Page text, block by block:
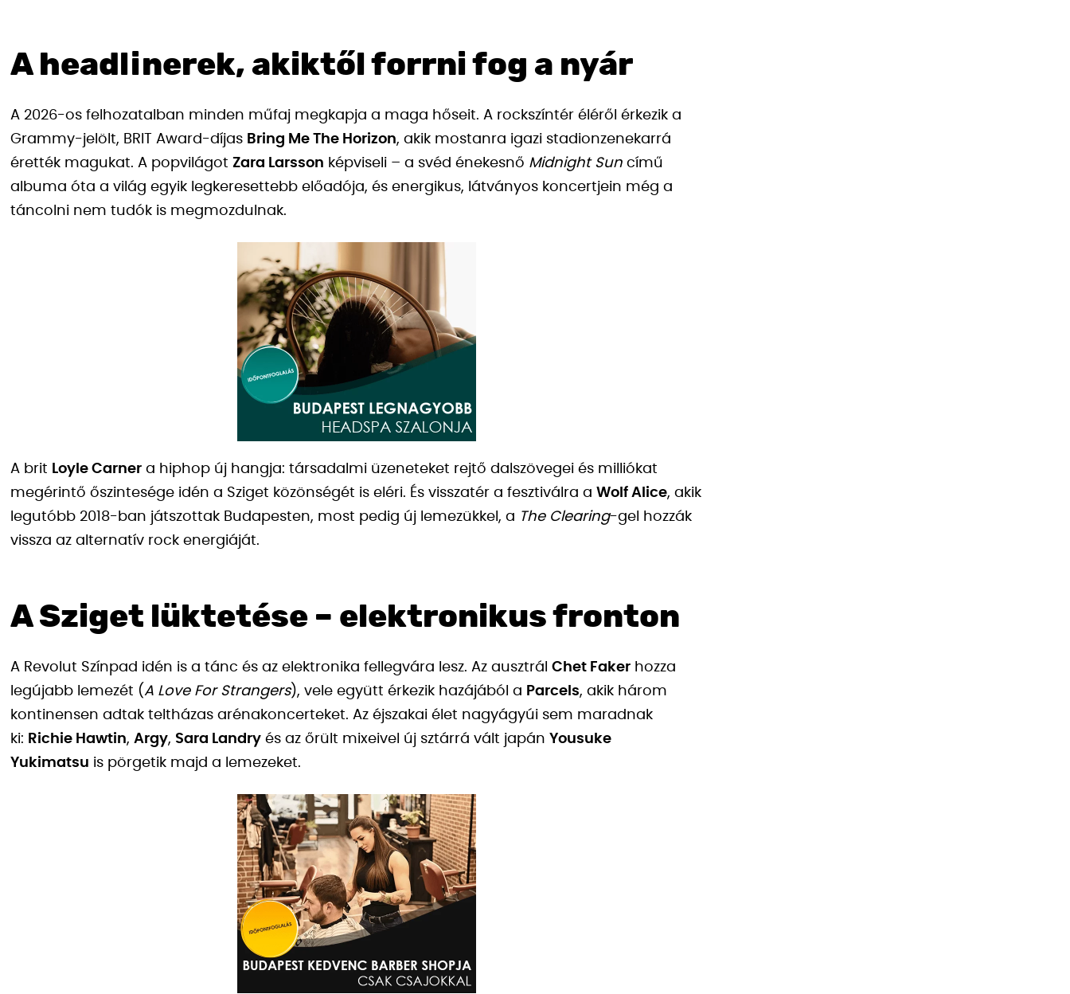
A headlinerek, akiktől forrni fog a nyár
A 2026-os felhozatalban minden műfaj megkapja a maga hőseit. A rockszíntér éléről érkezik a
Grammy-jelölt, BRIT Award-díjas Bring Me The Horizon, akik mostanra igazi stadionzenekarrá
érették magukat. A popvilágot Zara Larsson képviseli – a svéd énekesnő Midnight Sun című
albuma óta a világ egyik legkeresettebb előadója, és energikus, látványos koncertjein még a
táncolni nem tudók is megmozdulnak.
A brit Loyle Carner a hiphop új hangja: társadalmi üzeneteket rejtő dalszövegei és milliókat
megérintő őszintesége idén a Sziget közönségét is eléri. És visszatér a fesztiválra a Wolf Alice, akik
legutóbb 2018-ban játszottak Budapesten, most pedig új lemezükkel, a The Clearing-gel hozzák
vissza az alternatív rock energiáját.
A Sziget lüktetése – elektronikus fronton
A Revolut Színpad idén is a tánc és az elektronika fellegvára lesz. Az ausztrál Chet Faker hozza
legújabb lemezét (A Love For Strangers), vele együtt érkezik hazájából a Parcels, akik három
kontinensen adtak teltházas arénakoncerteket. Az éjszakai élet nagyágyúi sem maradnak
ki: Richie Hawtin, Argy, Sara Landry és az őrült mixeivel új sztárrá vált japán Yousuke
Yukimatsu is pörgetik majd a lemezeket.